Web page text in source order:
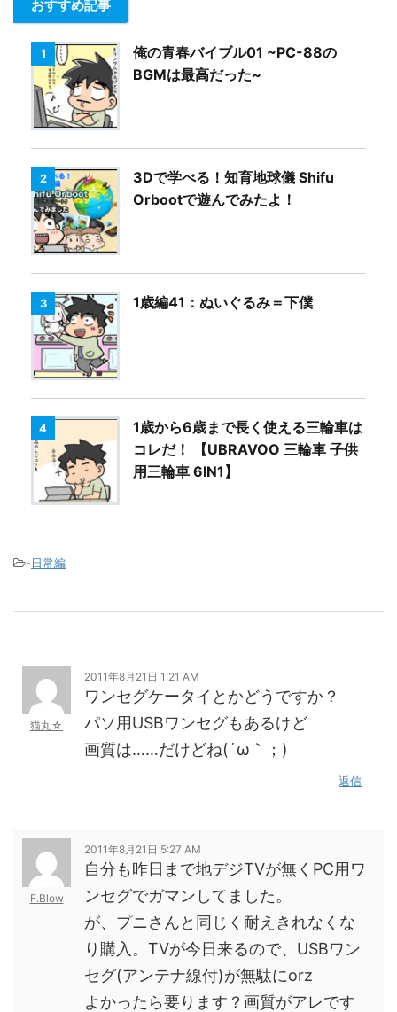
おすすめ記事
1
俺の青春バイブル01 ~PC-88の
BGMは最高だった~
2
3Dで学べる！知育地球儀 Shifu
Orbootで遊んでみたよ！
3 1歳編41：ぬいぐるみ＝下僕
4
1歳から6歳まで長く使える三輪車は
コレだ！ 【UBRAVOO 三輪車 子供
用三輪車 6IN1】
-日常編
猫丸☆
2011年8月21日 1:21 AM
ワンセグケータイとかどうですか？
パソ用USBワンセグもあるけど
画質は……だけどね(´ω｀；)
返信
F.Blow
2011年8月21日 5:27 AM
自分も昨日まで地デジTVが無くPC用ワ
ンセグでガマンしてました。
が、プニさんと同じく耐えきれなくな
り購入。TVが今日来るので、USBワン
セグ(アンテナ線付)が無駄にorz
よかったら要ります？画質がアレです